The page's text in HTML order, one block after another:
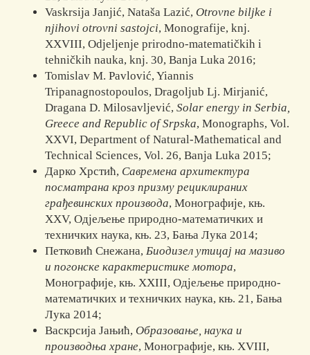
Vaskrsija Janjić, Nataša Lazić, Otrovne biljke i
njihovi otrovni sastojci, Mo­no­grafije, knj.
XXVIII, Odjeljenje prirodno-matematičkih i
tehničkih nauka, knj. 30, Ba­nja Luka 2016;
Tomislav M. Pavlović, Yiannis
Tripanagnostopoulos, Dragoljub Lj. Mir­janić,
Dra­gana D. Milosavljević,Solar enеrgy in Serbia,
Greece and Republic of Srpska, Monographs, Vol.
XXVI, Department of Natural-Mathe­matical and
Technical Sciences, Vol. 26, Banja Luka 2015;
Дарко Хрстић, Савремена архитектура
посматрана кроз при­з­му рециклираних
грађевинских производа, Монографије, књ.
XXV, Од­је­љење природно-ма­те­матичких и
техничких наука, књ. 23, Бања Лу­ка 2014;
Петковић Снежана,Биодизел утицај на мазиво
и погонске ка­рактеристике мотора,
Монографије, књ. XXIII, Одјељење природно-
мате­матичких и тех­ничких наука, књ. 21, Бања
Лука 2014;
Васкрсија Јањић, Образовање, наука и
производња хране, Моно­гра­фије, књ. XVIII,